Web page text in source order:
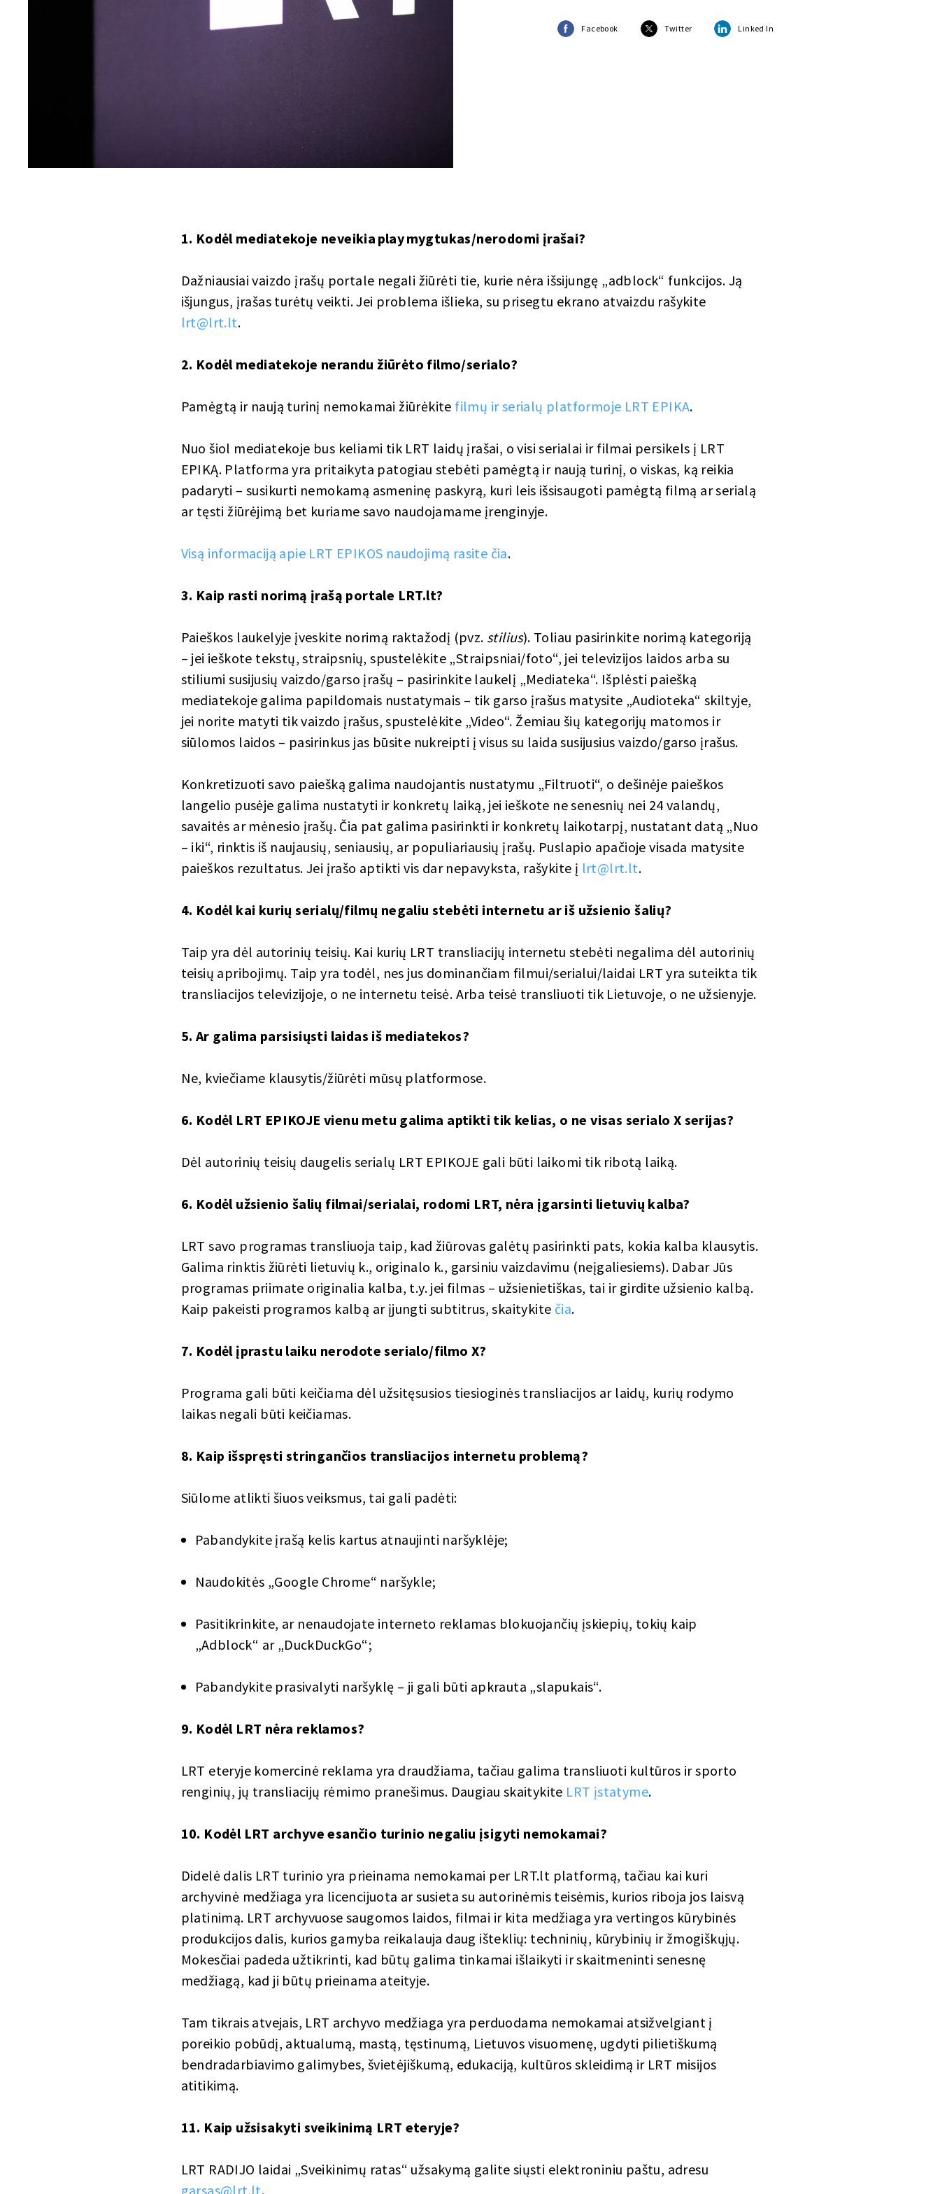
Facebook Twitter Linked In
1. Kodėl mediatekoje neveikia play mygtukas/nerodomi įrašai?
Dažniausiai vaizdo įrašų portale negali žiūrėti tie, kurie nėra išsijungę „adblock“ funkcijos. Ją
išjungus, įrašas turėtų veikti. Jei problema išlieka, su prisegtu ekrano atvaizdu rašykite
lrt@lrt.lt.
2. Kodėl mediatekoje nerandu žiūrėto filmo/serialo?
Pamėgtą ir naują turinį nemokamai žiūrėkite filmų ir serialų platformoje LRT EPIKA.
Nuo šiol mediatekoje bus keliami tik LRT laidų įrašai, o visi serialai ir filmai persikels į LRT
EPIKĄ. Platforma yra pritaikyta patogiau stebėti pamėgtą ir naują turinį, o viskas, ką reikia
padaryti – susikurti nemokamą asmeninę paskyrą, kuri leis išsisaugoti pamėgtą filmą ar serialą
ar tęsti žiūrėjimą bet kuriame savo naudojamame įrenginyje.
Visą informaciją apie LRT EPIKOS naudojimą rasite čia.
3. Kaip rasti norimą įrašą portale LRT.lt?
Paieškos laukelyje įveskite norimą raktažodį (pvz. stilius). Toliau pasirinkite norimą kategoriją
– jei ieškote tekstų, straipsnių, spustelėkite „Straipsniai/foto“, jei televizijos laidos arba su
stiliumi susijusių vaizdo/garso įrašų – pasirinkite laukelį „Mediateka“. Išplėsti paiešką
mediatekoje galima papildomais nustatymais – tik garso įrašus matysite „Audioteka“ skiltyje,
jei norite matyti tik vaizdo įrašus, spustelėkite „Video“. Žemiau šių kategorijų matomos ir
siūlomos laidos – pasirinkus jas būsite nukreipti į visus su laida susijusius vaizdo/garso įrašus.
Konkretizuoti savo paiešką galima naudojantis nustatymu „Filtruoti“, o dešinėje paieškos
langelio pusėje galima nustatyti ir konkretų laiką, jei ieškote ne senesnių nei 24 valandų,
savaitės ar mėnesio įrašų. Čia pat galima pasirinkti ir konkretų laikotarpį, nustatant datą „Nuo
– iki“, rinktis iš naujausių, seniausių, ar populiariausių įrašų. Puslapio apačioje visada matysite
paieškos rezultatus. Jei įrašo aptikti vis dar nepavyksta, rašykite į lrt@lrt.lt.
4. Kodėl kai kurių serialų/filmų negaliu stebėti internetu ar iš užsienio šalių?
Taip yra dėl autorinių teisių. Kai kurių LRT transliacijų internetu stebėti negalima dėl autorinių
teisių apribojimų. Taip yra todėl, nes jus dominančiam filmui/serialui/laidai LRT yra suteikta tik
transliacijos televizijoje, o ne internetu teisė. Arba teisė transliuoti tik Lietuvoje, o ne užsienyje.
5. Ar galima parsisiųsti laidas iš mediatekos?
Ne, kviečiame klausytis/žiūrėti mūsų platformose.
6. Kodėl LRT EPIKOJE vienu metu galima aptikti tik kelias, o ne visas serialo X serijas?
Dėl autorinių teisių daugelis serialų LRT EPIKOJE gali būti laikomi tik ribotą laiką.
6. Kodėl užsienio šalių filmai/serialai, rodomi LRT, nėra įgarsinti lietuvių kalba?
LRT savo programas transliuoja taip, kad žiūrovas galėtų pasirinkti pats, kokia kalba klausytis.
Galima rinktis žiūrėti lietuvių k., originalo k., garsiniu vaizdavimu (neįgaliesiems). Dabar Jūs
programas priimate originalia kalba, t.y. jei filmas – užsienietiškas, tai ir girdite užsienio kalbą.
Kaip pakeisti programos kalbą ar įjungti subtitrus, skaitykite čia.
7. Kodėl įprastu laiku nerodote serialo/filmo X?
Programa gali būti keičiama dėl užsitęsusios tiesioginės transliacijos ar laidų, kurių rodymo
laikas negali būti keičiamas.
8. Kaip išspręsti stringančios transliacijos internetu problemą?
Siūlome atlikti šiuos veiksmus, tai gali padėti:
Pabandykite įrašą kelis kartus atnaujinti naršyklėje;
Naudokitės „Google Chrome“ naršykle;
Pasitikrinkite, ar nenaudojate interneto reklamas blokuojančių įskiepių, tokių kaip
„Adblock“ ar „DuckDuckGo“;
Pabandykite prasivalyti naršyklę – ji gali būti apkrauta „slapukais“.
9. Kodėl LRT nėra reklamos?
LRT eteryje komercinė reklama yra draudžiama, tačiau galima transliuoti kultūros ir sporto
renginių, jų transliacijų rėmimo pranešimus. Daugiau skaitykite LRT įstatyme.
10. Kodėl LRT archyve esančio turinio negaliu įsigyti nemokamai?
Didelė dalis LRT turinio yra prieinama nemokamai per LRT.lt platformą, tačiau kai kuri
archyvinė medžiaga yra licencijuota ar susieta su autorinėmis teisėmis, kurios riboja jos laisvą
platinimą. LRT archyvuose saugomos laidos, filmai ir kita medžiaga yra vertingos kūrybinės
produkcijos dalis, kurios gamyba reikalauja daug išteklių: techninių, kūrybinių ir žmogiškųjų.
Mokesčiai padeda užtikrinti, kad būtų galima tinkamai išlaikyti ir skaitmeninti senesnę
medžiagą, kad ji būtų prieinama ateityje.
Tam tikrais atvejais, LRT archyvo medžiaga yra perduodama nemokamai atsižvelgiant į
poreikio pobūdį, aktualumą, mastą, tęstinumą, Lietuvos visuomenę, ugdyti pilietiškumą
bendradarbiavimo galimybes, švietėjiškumą, edukaciją, kultūros skleidimą ir LRT misijos
atitikimą.
11. Kaip užsisakyti sveikinimą LRT eteryje?
LRT RADIJO laidai „Sveikinimų ratas“ užsakymą galite siųsti elektroniniu paštu, adresu
garsas@lrt.lt.